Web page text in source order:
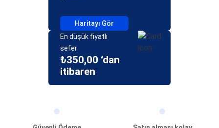
Haritayı Gör
En düşük fiyatlı
sefer
₺350,00 ‘dan
itibaren